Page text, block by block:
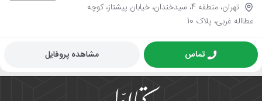
تهران، منطقه 4، سیدخندان، خیابان پیشتاز، کوچه
عطااله غربی، پلاک 10
تماس مشاهده پروفایل